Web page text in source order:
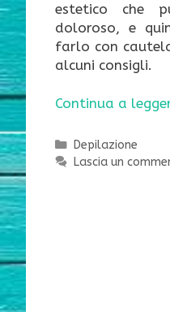
estetico che
doloroso, e
farlo con
alcuni consigli.
Continua a
Categorie
Depilazione
Lascia un